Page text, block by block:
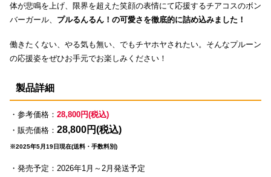
体が悲鳴を上げ、限界を超えた笑顔の表情にて応援するチアコスのボン
バーガール、 プルるんるん！の可愛さを徹底的に詰め込みました！
働きたくない、やる気も無い、でもチヤホヤされたい。そんなプルーン
の応援姿をぜひお手元でお楽しみください！
製品詳細
・参考価格： 28,800円(税込)
・販売価格： 28,800円(税込)
※2025年5月19日現在(送料・手数料別)
・発売予定：2026年1月～2月発送予定